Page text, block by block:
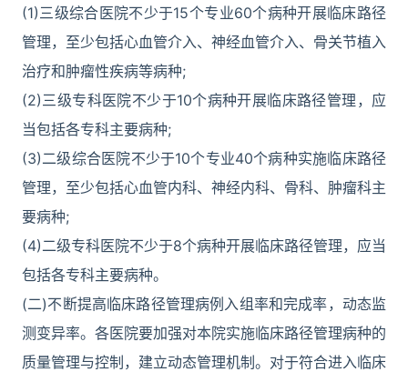
(1)三级综合医院不少于15个专业60个病种开展临床路径
管理，至少包括心血管介入、神经血管介入、骨关节植入
治疗和肿瘤性疾病等病种;
(2)三级专科医院不少于10个病种开展临床路径管理，应
当包括各专科主要病种;
(3)二级综合医院不少于10个专业40个病种实施临床路径
管理，至少包括心血管内科、神经内科、骨科、肿瘤科主
要病种;
(4)二级专科医院不少于8个病种开展临床路径管理，应当
包括各专科主要病种。
(二)不断提高临床路径管理病例入组率和完成率，动态监
测变异率。各医院要加强对本院实施临床路径管理病种的
质量管理与控制，建立动态管理机制。对于符合进入临床